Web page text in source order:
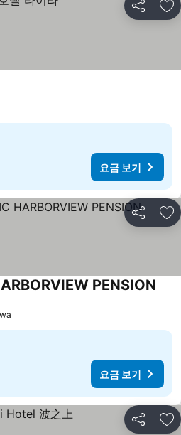
공유 즐
요금 보기
공유 즐
PENSION
요금 보기
공유 즐